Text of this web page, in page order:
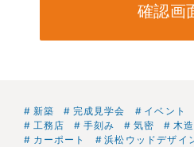
確認画
新築 完成見学会 イベント
工務店
手刻み 気密 木
カーポート
浜松ウッドデザイ